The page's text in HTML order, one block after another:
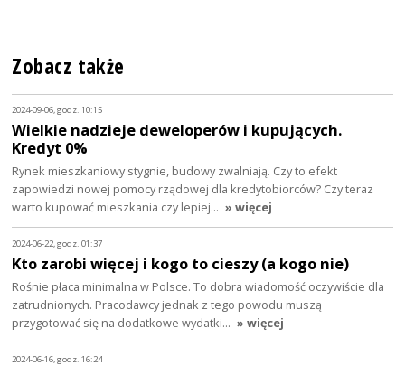
Zobacz także
2024-09-06, godz. 10:15
Wielkie nadzieje deweloperów i kupujących.
Kredyt 0%
Rynek mieszkaniowy stygnie, budowy zwalniają. Czy to efekt
zapowiedzi nowej pomocy rządowej dla kredytobiorców? Czy teraz
warto kupować mieszkania czy lepiej… » więcej
2024-06-22, godz. 01:37
Kto zarobi więcej i kogo to cieszy (a kogo nie)
Rośnie płaca minimalna w Polsce. To dobra wiadomość oczywiście dla
zatrudnionych. Pracodawcy jednak z tego powodu muszą
przygotować się na dodatkowe wydatki… » więcej
2024-06-16, godz. 16:24